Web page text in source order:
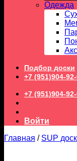
Одежда
Подбор доски
+7 (951)904-
+7 (951)904-
Войти
Главная / SUP